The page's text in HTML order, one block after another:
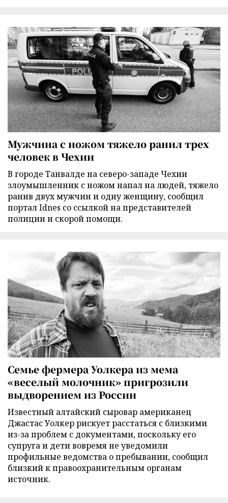
Мужчина с ножом тяжело ранил трех
человек в Чехии
В городе Танвалде на северо-западе Чехии
злоумышленник с ножом напал на людей, тяжело
ранив двух мужчин и одну женщину, сообщил
портал Idnes со ссылкой на представителей
полиции и скорой помощи.
Семье фермера Уолкера из мема
«веселый молочник» пригрозили
выдворением из России
Известный алтайский сыровар американец
Джастас Уолкер рискует расстаться с близкими
из-за проблем с документами, поскольку его
супруга и дети вовремя не уведомили
профильные ведомства о пребывании, сообщил
близкий к правоохранительным органам
источник.